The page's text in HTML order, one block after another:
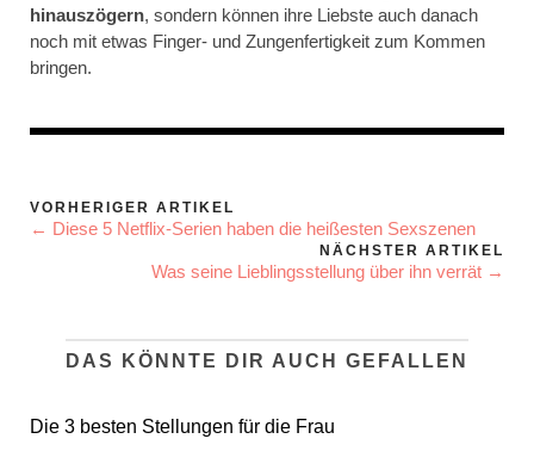
hinauszögern, sondern können ihre Liebste auch danach
noch mit etwas Finger- und Zungenfertigkeit zum Kommen
bringen.
VORHERIGER ARTIKEL
← Diese 5 Netflix-Serien haben die heißesten Sexszenen
NÄCHSTER ARTIKEL
Was seine Lieblingsstellung über ihn verrät →
DAS KÖNNTE DIR AUCH GEFALLEN
Die 3 besten Stellungen für die Frau